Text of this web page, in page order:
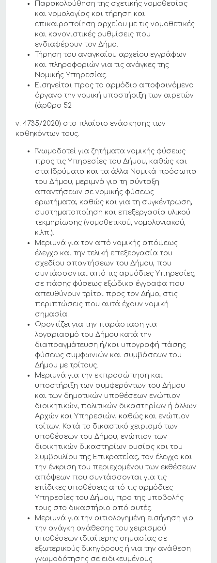
Παρακολούθηση της σχετικής νομοθεσίας
και νομολογίας και τήρηση και
επικαιροποίηση αρχείου με τις νομοθετικές
και κανονιστικές ρυθμίσεις που
ενδιαφέρουν τον Δήμο.
Τήρηση του αναγκαίου αρχείου εγγράφων
και πληροφοριών για τις ανάγκες της
Νομικής Υπηρεσίας.
Εισηγείται προς το αρμόδιο αποφαινόμενο
όργανο την νομική υποστήριξη των αιρετών
(άρθρο 52
ν. 4735/2020) στο πλαίσιο ενάσκησης των
καθηκόντων τους.
Γνωμοδοτεί για ζητήματα νομικής φύσεως
προς τις Υπηρεσίες του Δήμου, καθώς και
στα Ιδρύματα και τα άλλα Νομικά πρόσωπα
του Δήμου, μεριμνά για τη σύνταξη
απαντήσεων σε νομικής φύσεως
ερωτήματα, καθώς και για τη συγκέντρωση,
συστηματοποίηση και επεξεργασία υλικού
τεκμηρίωσης (νομοθετικού, νομολογιακού,
κ.λπ.).
Μεριμνά για τον από νομικής απόψεως
έλεγχο και την τελική επεξεργασία του
σχεδίου απαντήσεων του Δήμου, που
συντάσσονται από τις αρμόδιες Υπηρεσίες,
σε πάσης φύσεως εξώδικα έγγραφα που
απευθύνουν τρίτοι προς τον Δήμο, στις
περιπτώσεις που αυτά έχουν νομική
σημασία.
Φροντίζει για την παράσταση για
λογαριασμό του Δήμου κατά την
διαπραγμάτευση ή/και υπογραφή πάσης
φύσεως συμφωνιών και συμβάσεων του
Δήμου με τρίτους.
Μεριμνά για την εκπροσώπηση και
υποστήριξη των συμφερόντων του Δήμου
και των δημοτικών υποθέσεων ενώπιον
διοικητικών, πολιτικών δικαστηρίων ή άλλων
Αρχών και Υπηρεσιών, καθώς και ενώπιον
τρίτων. Κατά το δικαστικό χειρισμό των
υποθέσεων του Δήμου, ενώπιον των
διοικητικών δικαστηρίων ουσίας και του
Συμβουλίου της Επικρατείας, τον έλεγχο και
την έγκριση του περιεχομένου των εκθέσεων
απόψεων που συντάσσονται για τις
επίδικες υποθέσεις από τις αρμόδιες
Υπηρεσίες του Δήμου, προ της υποβολής
τους στο δικαστήριο από αυτές.
Μεριμνά για την αιτιολογημένη εισήγηση για
την ανάγκη ανάθεσης του χειρισμού
υποθέσεων ιδιαίτερης σημασίας σε
εξωτερικούς δικηγόρους ή για την ανάθεση
γνωμοδότησης σε ειδικευμένους